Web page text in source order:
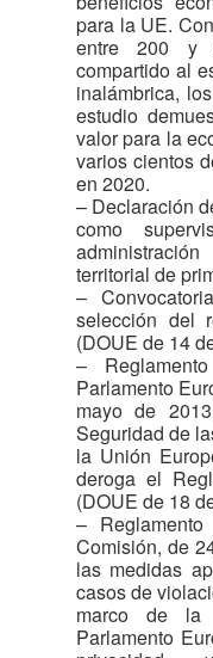
para la UE.
entre 200 y
compartido al
inalámbrica,
estudio
valor para la
varios cientos
en 2020.
– Declaración
como
territorial de
–
selección del
(DOUE de 14
–
Parlamento
mayo de
Seguridad de
la Unión
deroga el
(DOUE de 18
–
Comisión, de
las medidas
casos de
marco de la
Parlamento